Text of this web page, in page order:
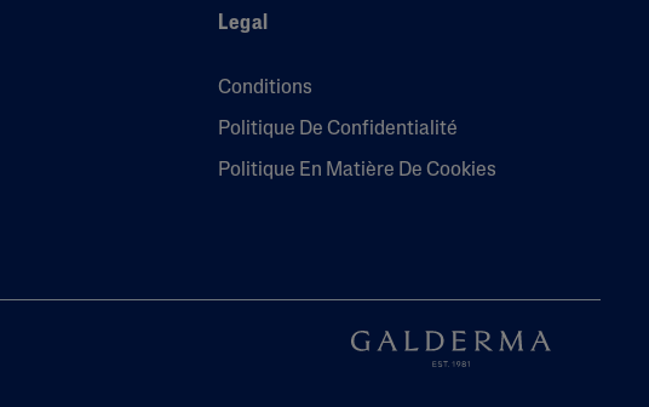
Legal
Conditions
Politique De Confidentialité
Politique En Matière De Cookies